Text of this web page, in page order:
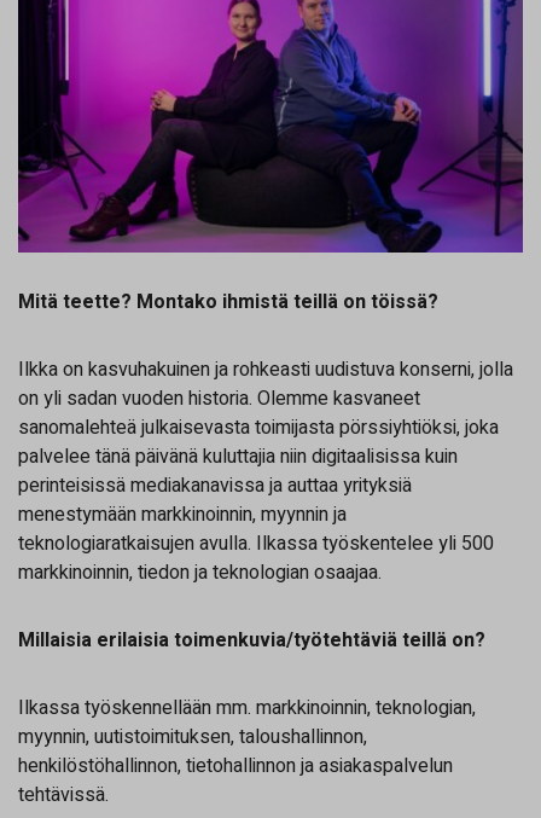
Mitä teette? Montako ihmistä teillä on töissä?
Ilkka on kasvuhakuinen ja rohkeasti uudistuva konserni, jolla
on yli sadan vuoden historia. Olemme kasvaneet
sanomalehteä julkaisevasta toimijasta pörssiyhtiöksi, joka
palvelee tänä päivänä kuluttajia niin digitaalisissa kuin
perinteisissä mediakanavissa ja auttaa yrityksiä
menestymään markkinoinnin, myynnin ja
teknologiaratkaisujen avulla. Ilkassa työskentelee yli 500
markkinoinnin, tiedon ja teknologian osaajaa.
Millaisia erilaisia toimenkuvia/työtehtäviä teillä on?
Ilkassa työskennellään mm. markkinoinnin, teknologian,
myynnin, uutistoimituksen, taloushallinnon,
henkilöstöhallinnon, tietohallinnon ja asiakaspalvelun
tehtävissä.